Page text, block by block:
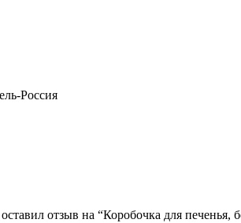
Россия
отзыв на “Коробочка для печенья,